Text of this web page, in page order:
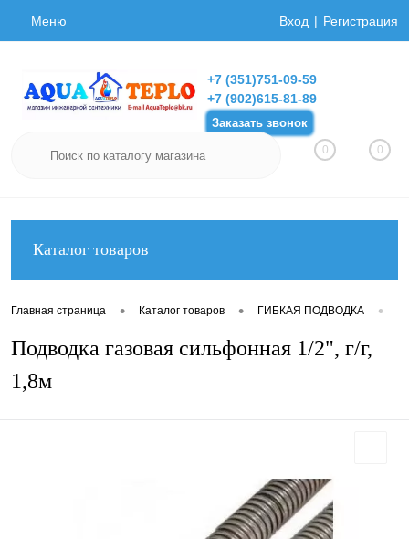
Меню Вход Регистрация
+7 (351)751-09-59
+7 (902)615-81-89
Заказать звонок
0 0
Каталог товаров
Главная страница • Каталог товаров • ГИБКАЯ ПОДВОДКА •
Подводка газовая сильфонная 1/2", г/г,
1,8м